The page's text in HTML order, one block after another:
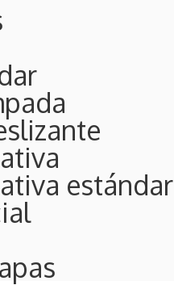
estándar